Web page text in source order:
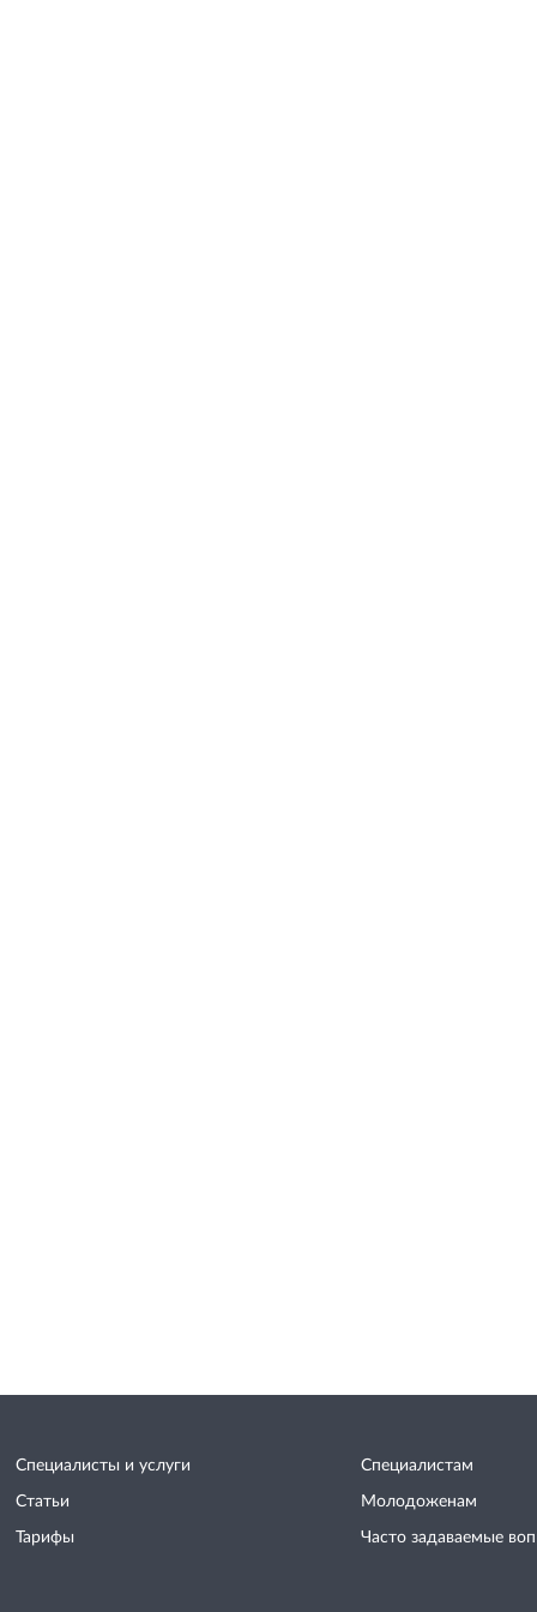
Специалисты и услуги
Статьи
Тарифы
Специалистам
Молодоженам
Часто задаваемые